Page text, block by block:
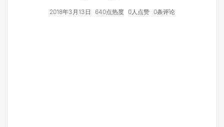
2018年3月13日 640点热度 0人点赞 0条评论